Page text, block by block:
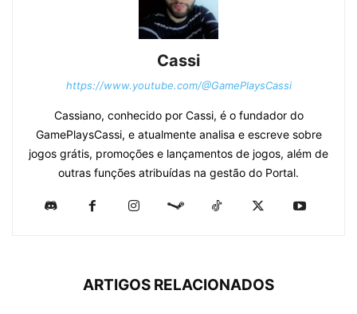
Cassi
https://www.youtube.com/@GamePlaysCassi
Cassiano, conhecido por Cassi, é o fundador do
GamePlaysCassi, e atualmente analisa e escreve sobre
jogos grátis, promoções e lançamentos de jogos, além de
outras funções atribuídas na gestão do Portal.
ARTIGOS RELACIONADOS